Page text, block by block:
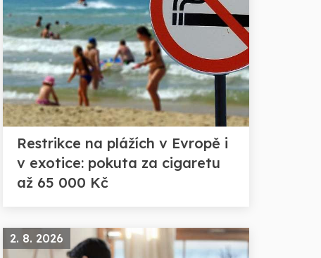
Restrikce na plážích v Evropě i
v exotice: pokuta za cigaretu
až 65 000 Kč
2. 8. 2026